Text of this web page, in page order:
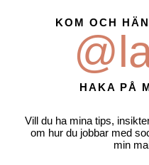
KOM OCH
HAKA PÅ
Vill du ha mina tips,
om hur du jobbar med
min